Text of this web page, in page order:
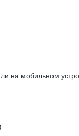
мобильном